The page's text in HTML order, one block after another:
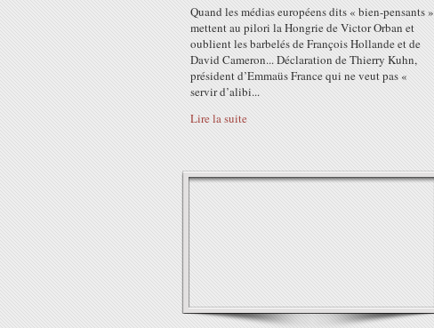
Quand les médias européens dits « bien-pensants »
mettent au pilori la Hongrie de Victor Orban et
oublient les barbelés de François Hollande et de
David Cameron... Déclaration de Thierry Kuhn,
président d’Emmaüs France qui ne veut pas «
servir d’alibi...
Lire la suite